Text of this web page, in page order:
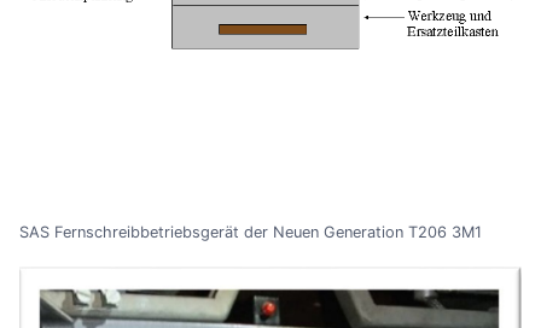
SAS Fernschreibbetriebsgerät der Neuen Generation T206 3M1